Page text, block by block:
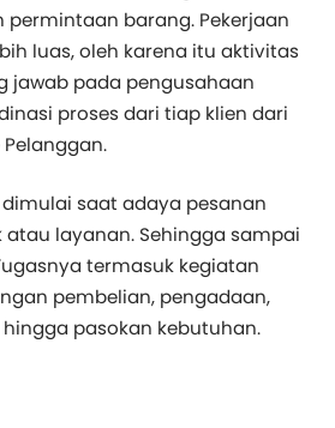
barang. Pekerjaan
luas, oleh karena itu aktivitas
jawab pada pengusahaan
proses dari tiap klien dari
saat adaya pesanan
layanan. Sehingga sampai
termasuk kegiatan
pembelian, pengadaan,
pasokan kebutuhan.